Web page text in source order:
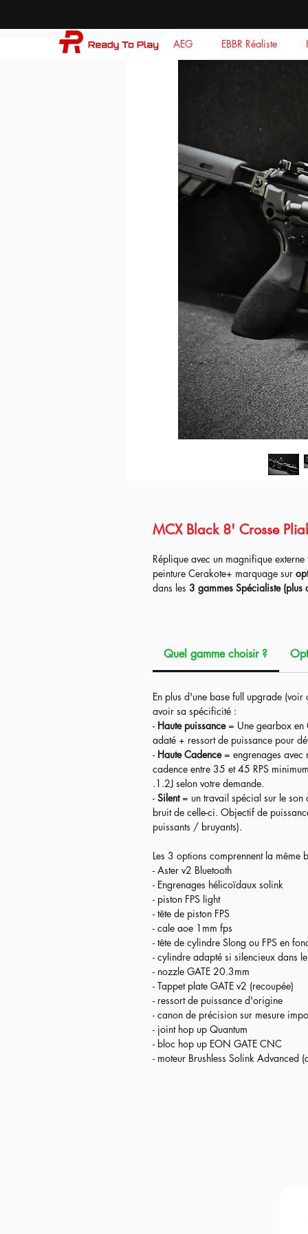
AEG EBBR Réaliste
MCX Black 8' Crosse
Réplique avec un magnifique externe
peinture Cerakote+ marquage sur
dans les 3 gammes Spécialiste (plus
Réplique Précision de 8-9' ,taille
En plus d'un internefull upgrade par
chaque option va avoir sa spécificité :
-Haute puissance= Une gearbox en
adaté + ressort de puissance pour
Haute Cadence= engrenages avec
cadence entre 35 et 45 RPS
.1.2J selon votre demande.
-Silent= un travail spécial sur le
bruit de celle-ci. Objectif de
puissants / bruyants).
En plus d'une basefull upgrade
-Haute puissance= Une gearbox en
adaté + ressort de puissance pour
Haute Cadence= engrenages avec
cadence entre 35 et 45 RPS
.1.2J selon votre demande.
Silent= un travail spécial sur le son
bruit de celle-ci. Objectif de
puissants / bruyants).
Les 3 options comprennent la même
- Aster v2 Bluetooth
- Engrenages hélicoïdaux solink
- piston FPS light
- tête de piston FPS
- cale aoe 1mm fps
La réplique est fournie avec
Quel gamme choisir ?
En plus d'une base full upgrade
avoir sa spécificité :
- Haute puissance= Une gearbox en
adaté + ressort de puissance pour
- Haute Cadence= engrenages avec
cadence entre 35 et 45 RPS
.1.2J selon votre demande.
- Silent = un travail spécial sur le
bruit de celle-ci. Objectif de
puissants / bruyants).
Les 3 options comprennent la même
- Aster v2 Bluetooth
- Engrenages hélicoïdaux solink
- piston FPS light
- tête de piston FPS
- cale aoe 1mm fps
- tête de cylindre Slong ou FPS en
- cylindre adapté si silencieux dans
- nozzle GATE 20.3mm
- Tappet plate GATE v2 (recoupée)
- ressort de puissance d'origine
- canon de précision sur mesure
- joint hop up Quantum
- bloc hop up EON GATE CNC
- moteur Brushless Solink Advanced